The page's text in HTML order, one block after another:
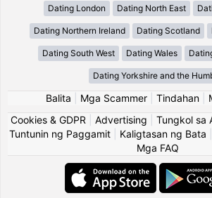
Dating London Dating North East
Dating Northern Ireland Dating Scotland
Dating South West Dating Wales
Dating Yorkshire and the
Balita Mga Scammer| Tindahan|
Cookies & GDPR
Advertising Tungkol sa
Tuntunin ng Paggamit
Kaligtasan ng Bata
Mga FAQ